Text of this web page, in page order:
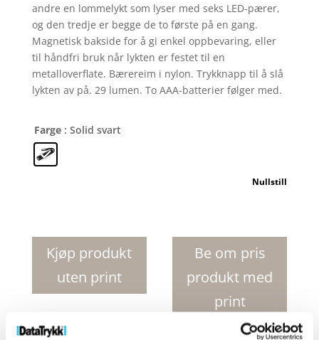
andre en lommelykt som lyser med seks LED-pærer,
og den tredje er begge de to første på en gang.
Magnetisk bakside for å gi enkel oppbevaring, eller
til håndfri bruk når lykten er festet til en
metalloverflate. Bærereim i nylon. Trykknapp til å slå
lykten av på. 29 lumen. To AAA-batterier følger med.
Farge : Solid svart
Nullstill
LED
magnetisk
lommelykt
antall
Kjøp produkt
uten print
Be om pris
produkt med
print